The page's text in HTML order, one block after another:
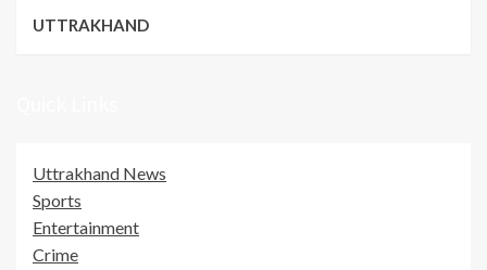
UTTRAKHAND
Uttrakhand News
Sports
Entertainment
Crime